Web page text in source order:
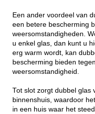
Een ander voordeel van
een betere bescherming
weersomstandigheden.
u enkel glas, dan kunt u
erg warm wordt, kan
bescherming bieden
weersomstandigheid.
Tot slot zorgt dubbel glas
binnenshuis, waardoor
in een huis waar het